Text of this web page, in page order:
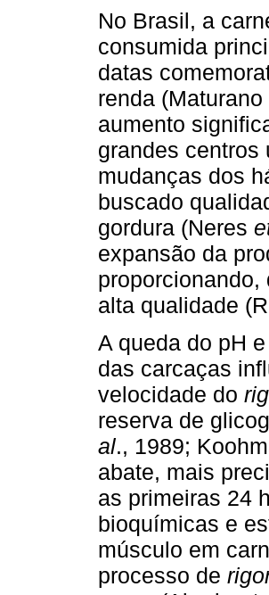
No Brasil, a
consumida
datas
renda (Maturano
aumento
grandes
mudanças dos
buscado
gordura (Neres
expansão da
alta qualidade
A queda do pH
das carcaças
velocidade do
reserva de
al., 1989;
abate, mais
as primeiras 24
bioquímicas e
músculo em
processo de